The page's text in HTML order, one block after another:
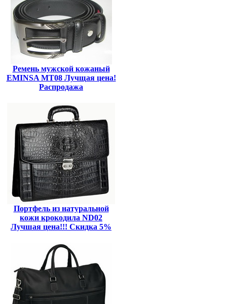
Ремень мужской кожаный
EMINSA MT08 Лучщая цена!
Распродажа
Портфель из натуральной
кожи крокодила ND02
Лучшая цена!!! Скидка 5%